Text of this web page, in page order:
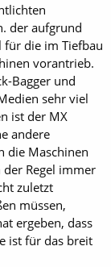
der aufgrund
für die im Tiefbau
vorantrieb.
Bagger und
sehr viel
ist der MX
andere
die Maschinen
Regel immer
zuletzt
müssen,
ergeben, dass
ist für das breit